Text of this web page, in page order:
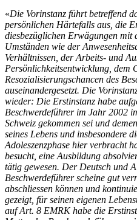
«Die Vorinstanz führt betreffend
persönlichen Härtefalls aus, die
diesbezüglichen Erwägungen mit
Umständen wie der
Verhältnissen, der Arbeits- und
Persönlichkeitsentwicklung, dem
Resozialisierungschancen des
auseinandergesetzt. Die
wieder: Die Erstinstanz habe
Beschwerdeführer im Jahr 2002
Schweiz gekommen sei und
seines Lebens und insbesondere
Adoleszenzphase hier verbracht
besucht, eine Ausbildung
tätig gewesen. Der Deutsch und
Beschwerdeführer scheine gut
abschliessen können und
gezeigt, für seinen eigenen
auf Art. 8 EMRK habe die